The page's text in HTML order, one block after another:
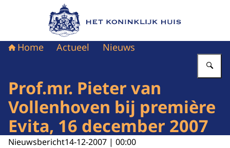
Naar de homepage van Het Koninklijk Huis
Home Actueel Nieuws
Prof.mr. Pieter van
Vollenhoven bij première
Evita, 16 december 2007
Nieuwsbericht14-12-2007 | 00:00